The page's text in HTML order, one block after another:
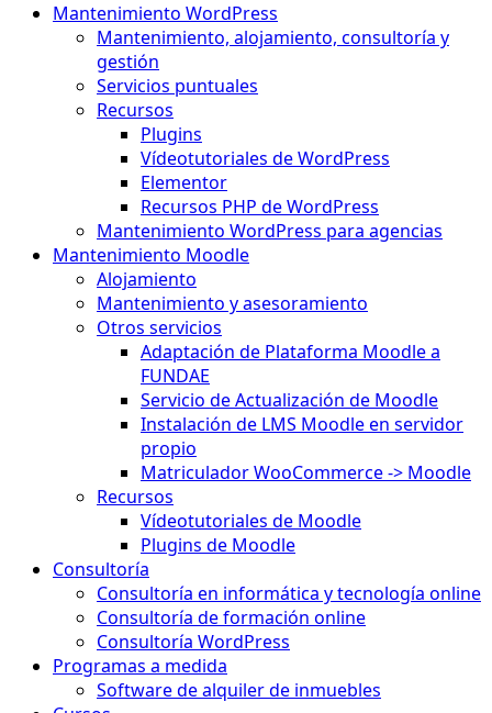
Mantenimiento WordPress
Mantenimiento, alojamiento, consultoría y
gestión
Servicios puntuales
Recursos
Plugins
Vídeotutoriales de WordPress
Elementor
Recursos PHP de WordPress
Mantenimiento WordPress para agencias
Mantenimiento Moodle
Alojamiento
Mantenimiento y asesoramiento
Otros servicios
Adaptación de Plataforma Moodle a
FUNDAE
Servicio de Actualización de Moodle
Instalación de LMS Moodle en servidor
propio
Matriculador WooCommerce -> Moodle
Recursos
Vídeotutoriales de Moodle
Plugins de Moodle
Consultoría
Consultoría en informática y tecnología online
Consultoría de formación online
Consultoría WordPress
Programas a medida
Software de alquiler de inmuebles